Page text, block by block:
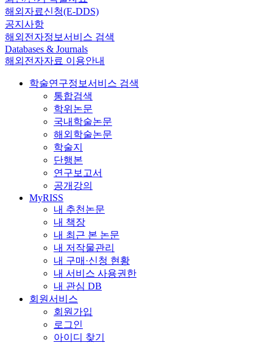
해외자료신청(E-DDS)
공지사항
해외전자정보서비스 검색
Databases & Journals
해외전자자료 이용안내
학술연구정보서비스 검색
통합검색
학위논문
국내학술논문
해외학술논문
학술지
단행본
연구보고서
공개강의
MyRISS
내 추천논문
내 책장
내 최근 본 논문
내 저작물관리
내 구매·신청 현황
내 서비스 사용권한
내 관심 DB
회원서비스
회원가입
로그인
아이디 찾기